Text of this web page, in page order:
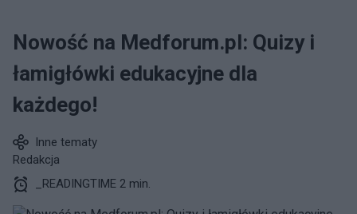
Nowość na Medforum.pl: Quizy i
łamigłówki edukacyjne dla
każdego!
Inne tematy
Redakcja
_READINGTIME 2 min.